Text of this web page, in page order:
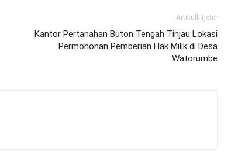
Artikulli tjetër
Kantor Pertanahan Buton Tengah Tinjau Lokasi
Permohonan Pemberian Hak Milik di Desa
Watorumbe